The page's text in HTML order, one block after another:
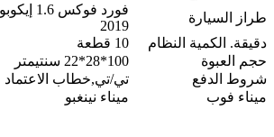
طراز السيارة
2019
دقيقة. الكمية النظام
10 قطعة
حجم العبوة
100*28*22 سنتيمتر
شروط الدفع
تي/تي,خطاب الاعتماد
ميناء فوب
ميناء نينغبو